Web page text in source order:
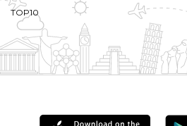
TOP10